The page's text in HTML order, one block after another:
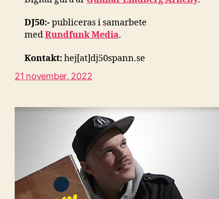
DJ50:-publiceras i samarbete
medRundfunk Media.
Kontakt:hej[at]dj50spann.se
21 november, 2022